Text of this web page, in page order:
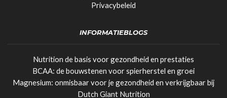
Privacybeleid
INFORMATIEBLOGS
Nutrition de basis voor gezondheid en prestaties
BCAA: de bouwstenen voor spierherstel en groei
Magnesium: onmisbaar voor je gezondheid en verkrijgbaar bij
Dutch Giant Nutrition